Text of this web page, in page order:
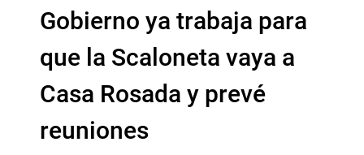
Gobierno ya trabaja para
que la Scaloneta vaya a
Casa Rosada y prevé
reuniones